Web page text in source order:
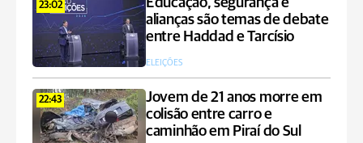
23:02
alianças são temas de debate
entre Haddad e Tarcísio
ELEIÇÕES
22:43
Jovem de 21 anos morre em
colisão entre carro e
caminhão em Piraí do Sul